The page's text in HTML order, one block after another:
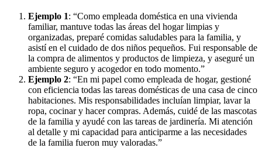
Ejemplo 1: “Como empleada doméstica en una vivienda
familiar, mantuve todas las áreas del hogar limpias y
organizadas, preparé comidas saludables para la familia, y
asistí en el cuidado de dos niños pequeños. Fui responsable de
la compra de alimentos y productos de limpieza, y aseguré un
ambiente seguro y acogedor en todo momento.”
Ejemplo 2: “En mi papel como empleada de hogar, gestioné
con eficiencia todas las tareas domésticas de una casa de cinco
habitaciones. Mis responsabilidades incluían limpiar, lavar la
ropa, cocinar y hacer compras. Además, cuidé de las mascotas
de la familia y ayudé con las tareas de jardinería. Mi atención
al detalle y mi capacidad para anticiparme a las necesidades
de la familia fueron muy valoradas.”